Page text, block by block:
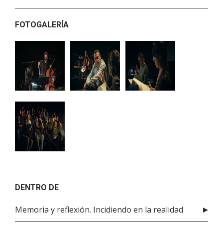
FOTOGALERÍA
DENTRO DE
Memoria y reflexión. Incidiendo en la realidad